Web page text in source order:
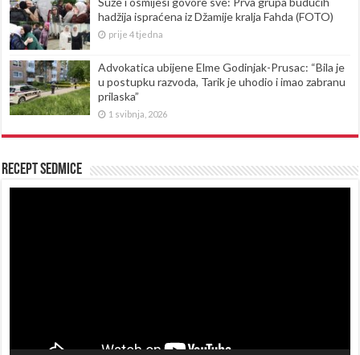
hadžija ispraćena iz Džamije kralja Fahda (FOTO)
prije 4 tjedna
Advokatica ubijene Elme Godinjak-Prusac: “Bila je
u postupku razvoda, Tarik je uhodio i imao zabranu
prilaska”
1 svibnja, 2026
Recept sedmice